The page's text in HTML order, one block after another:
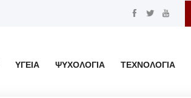
ΥΓΕΊΑ ΨΥΧΟΛΟΓΊΑ ΤΕΧΝΟΛΟΓΊΑ